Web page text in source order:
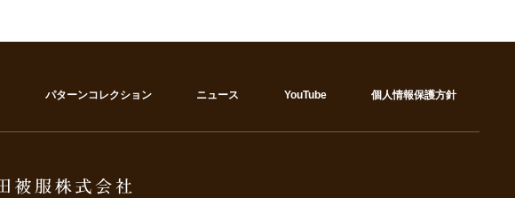
パターンコレクション ニュース YouTube 個人情報保護方針